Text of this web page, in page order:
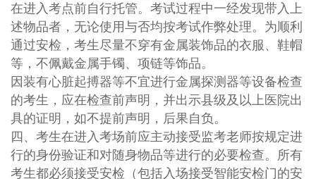
在进入考点前自行托管。考试过程中一经发现带入上
述物品者，无论使用与否均按考试作弊处理。为顺利
通过安检，考生尽量不穿有金属装饰品的衣服、鞋帽
等，不佩戴金属手镯、项链等饰品。
因装有心脏起搏器等不宜进行金属探测器等设备检查
的考生，应在检查前声明，并出示县级及以上医院出
具的证明，如不提前声明，后果自负。
四、考生在进入考场前应主动接受监考老师按规定进
行的身份验证和对随身物品等进行的必要检查。所有
考生都必须接受安检（包括入场接受智能安检门的安